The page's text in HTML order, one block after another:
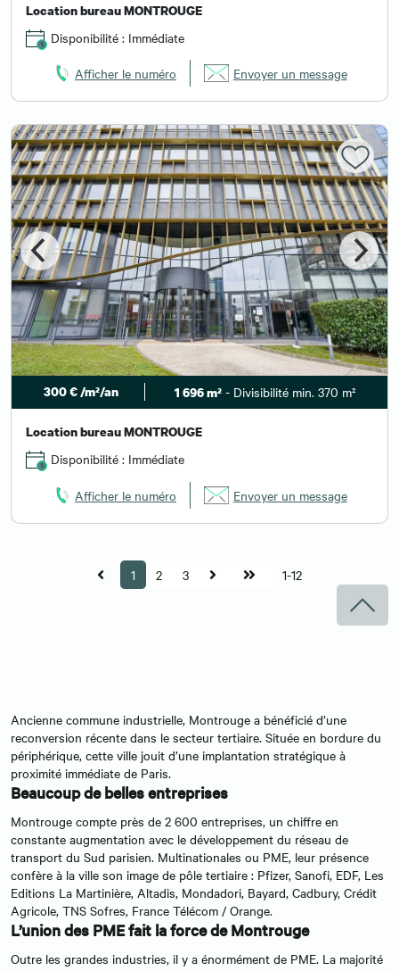
Location bureau MONTROUGE
Disponibilité : Immédiate
Afficher le numéro Envoyer un message
300 € /m²/an 1 696 m²- Divisibilité min. 370 m²
Location bureau MONTROUGE
Disponibilité : Immédiate
Afficher le numéro Envoyer un message
1 2 3 1-12
Ancienne commune industrielle, Montrouge a bénéficié d’une
reconversion récente dans le secteur tertiaire. Située en bordure du
périphérique, cette ville jouit d’une implantation stratégique à
proximité immédiate de Paris.
Beaucoup de belles entreprises
Montrouge compte près de 2 600 entreprises, un chiffre en
constante augmentation avec le développement du réseau de
transport du Sud parisien. Multinationales ou PME, leur présence
confère à la ville son image de pôle tertiaire : Pfizer, Sanofi, EDF, Les
Editions La Martinière, Altadis, Mondadori, Bayard, Cadbury, Crédit
Agricole, TNS Sofres, France Télécom / Orange.
L’union des PME fait la force de Montrouge
Outre les grandes industries, il y a énormément de PME. La majorité